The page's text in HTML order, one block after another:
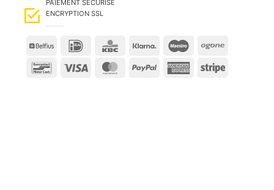
PAIEMENT SÉCURISÉ
ENCRYPTION SSL
Belfius IDeal KBC Klarna Maestro
Bancontact
Visa MasterCard
PayPal
AmericanStripe